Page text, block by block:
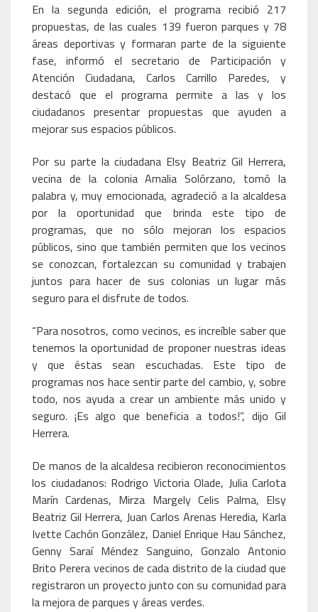
En la segunda edición, el programa recibió 217
propuestas, de las cuales 139 fueron parques y 78
áreas deportivas y formaran parte de la siguiente
fase, informó el secretario de Participación y
Atención Ciudadana, Carlos Carrillo Paredes, y
destacó que el programa permite a las y los
ciudadanos presentar propuestas que ayuden a
mejorar sus espacios públicos.
Por su parte la ciudadana Elsy Beatriz Gil Herrera,
vecina de la colonia Amalia Solórzano, tomó la
palabra y, muy emocionada, agradeció a la alcaldesa
por la oportunidad que brinda este tipo de
programas, que no sólo mejoran los espacios
públicos, sino que también permiten que los vecinos
se conozcan, fortalezcan su comunidad y trabajen
juntos para hacer de sus colonias un lugar más
seguro para el disfrute de todos.
“Para nosotros, como vecinos, es increíble saber que
tenemos la oportunidad de proponer nuestras ideas
y que éstas sean escuchadas. Este tipo de
programas nos hace sentir parte del cambio, y, sobre
todo, nos ayuda a crear un ambiente más unido y
seguro. ¡Es algo que beneficia a todos!”, dijo Gil
Herrera.
De manos de la alcaldesa recibieron reconocimientos
los ciudadanos: Rodrigo Victoria Olade, Julia Carlota
Marín Cardenas, Mirza Margely Celis Palma, Elsy
Beatriz Gil Herrera, Juan Carlos Arenas Heredia, Karla
Ivette Cachón González, Daniel Enrique Hau Sánchez,
Genny Saraí Méndez Sanguino, Gonzalo Antonio
Brito Perera vecinos de cada distrito de la ciudad que
registraron un proyecto junto con su comunidad para
la mejora de parques y áreas verdes.